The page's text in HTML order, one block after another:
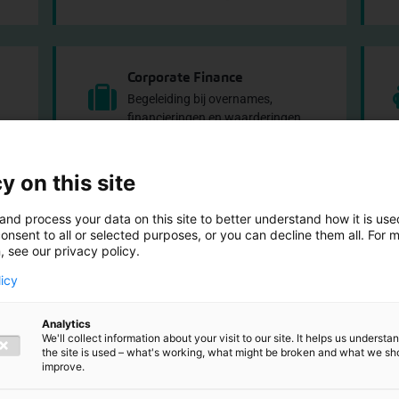
Corporate Finance
Begeleiding bij overnames,
financieringen en waarderingen.
sectoren
kent eigen uitdagingen, ontwikkelingen en wet- en regelgeving.
met sectorspecialisten die begrijpen wat er speelt in jouw
en vastgoedorganisaties tot de publieke sector en
on this site
process your data on this site to better understand how it is
to all or selected purposes, or you can decline them all. For
see our privacy policy.
Analytics
We'll collect information about your visit to our site. It helps us
the site is used – what's working, what might be broken and what we
improve.